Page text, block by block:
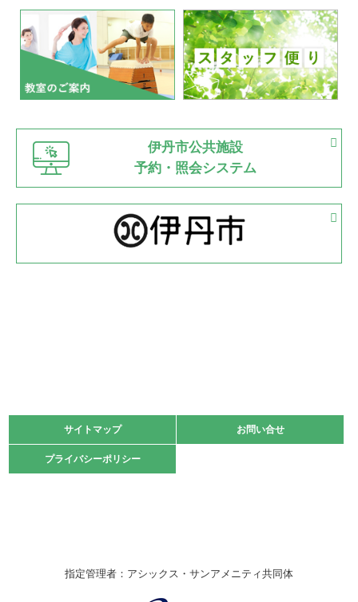
いたっぼーる大会☆彡
緑ケ丘体育館
2022.07.03
市内総合体育大会が開始
緑ケ丘体育館 猪名川運動広場
古池運動広場
2022.06.12
県知事杯争奪バレーボール大会が開催
緑ケ丘体育館
2022.05.05
体育協会長杯 バドミントン競技の部
2022.05.22
緑ケ丘体育館
2021.10.23
卓球選手権大会ラージボールの部開催☆
伊丹市総合体育大会 バレーボール大会が開催されました
伊丹市公共施設
予約・照会システム
サイトマップ お問い合せ
プライバシーポリシー
サイトマップ お問い合せ
プライバシーポリシー
指定管理者：アシックス・サンアメニティ共同体